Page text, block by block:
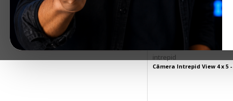
Faixas de preço
R$ 250,00
intrepid
Câmera Intrepid View 4 x 5